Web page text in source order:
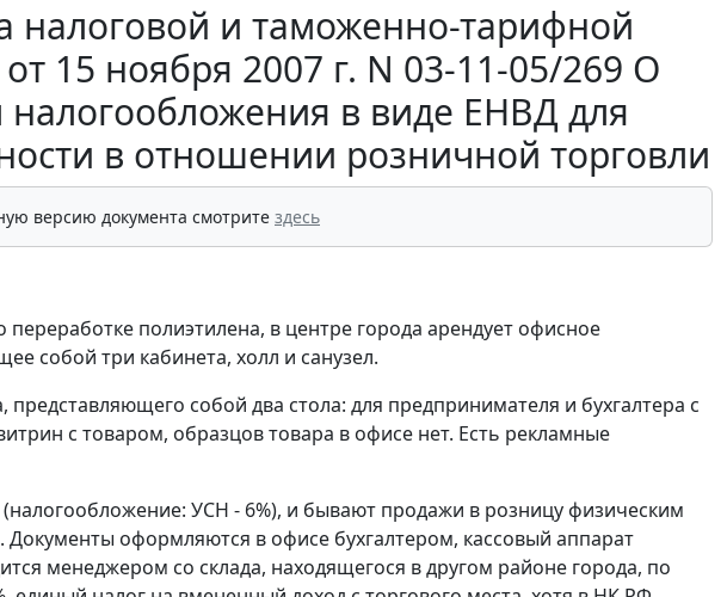
налоговой и таможенно-тарифной
15 ноября 2007 г. N 03-11-05/269 О
в виде ЕНВД для
в отношении розничной торговли
версию документа смотрите здесь
полиэтилена, в центре города арендует офисное
собой три кабинета, холл и санузел.
собой два стола: для предпринимателя и бухгалтера с
с товаром, образцов товара в офисе нет. Есть рекламные
УСН - 6%), и бывают продажи в розницу физическим
Документы оформляются в офисе бухгалтером, кассовый аппарат
менеджером со склада, находящегося в другом районе города, по